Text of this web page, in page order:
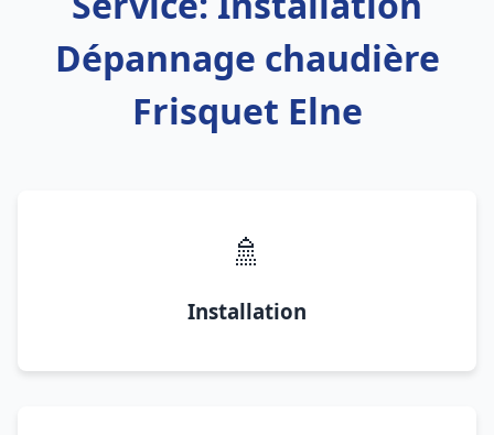
Dépannage chaudière
Frisquet Elne
🚿
Installation